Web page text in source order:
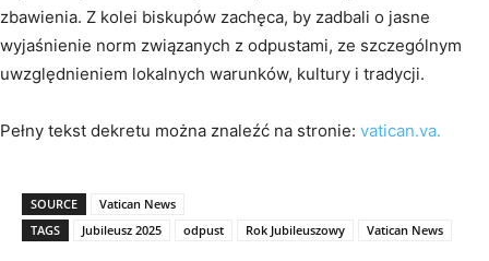
zbawienia. Z kolei biskupów zachęca, by zadbali o jasne
wyjaśnienie norm związanych z odpustami, ze szczególnym
uwzględnieniem lokalnych warunków, kultury i tradycji.
Pełny tekst dekretu można znaleźć na stronie: vatican.va.
SOURCE
Vatican News
TAGS
Jubileusz 2025 odpust Rok Jubileuszowy Vatican News